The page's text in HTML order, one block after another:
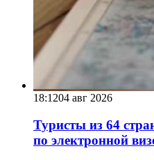
18:1204 авг 2026
Туристы из 64
по электронной